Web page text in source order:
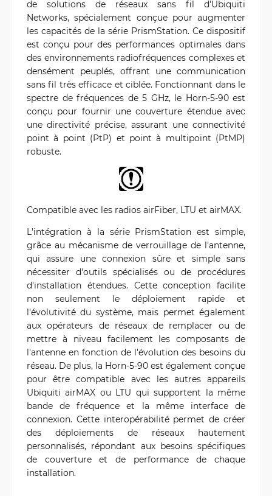
de solutions de réseaux sans fil d'Ubiquiti
Networks, spécialement conçue pour augmenter
les capacités de la série PrismStation. Ce dispositif
est conçu pour des performances optimales dans
des environnements radiofréquences complexes et
densément peuplés, offrant une communication
sans fil très efficace et ciblée. Fonctionnant dans le
spectre de fréquences de 5 GHz, le Horn-5-90 est
conçu pour fournir une couverture étendue avec
une directivité précise, assurant une connectivité
point à point (PtP) et point à multipoint (PtMP)
robuste.
Compatible avec les radios airFiber, LTU et airMAX.
L'intégration à la série PrismStation est simple,
grâce au mécanisme de verrouillage de l'antenne,
qui assure une connexion sûre et simple sans
nécessiter d'outils spécialisés ou de procédures
d'installation étendues. Cette conception facilite
non seulement le déploiement rapide et
l'évolutivité du système, mais permet également
aux opérateurs de réseaux de remplacer ou de
mettre à niveau facilement les composants de
l'antenne en fonction de l'évolution des besoins du
réseau. De plus, la Horn-5-90 est également conçue
pour être compatible avec les autres appareils
Ubiquiti airMAX ou LTU qui supportent la même
bande de fréquence et la même interface de
connexion. Cette interopérabilité permet de créer
des déploiements de réseaux hautement
personnalisés, répondant aux besoins spécifiques
de couverture et de performance de chaque
installation.